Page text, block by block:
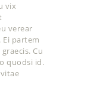
vix
verear
partem
Cu
quodsi id.